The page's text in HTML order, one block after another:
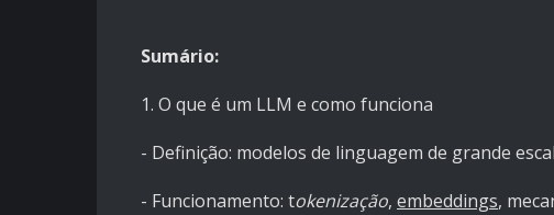
Sumário:
1. O que é um LLM e como funciona
- Definição: modelos de linguagem de grande
- Funcionamento: tokenização, embeddings,